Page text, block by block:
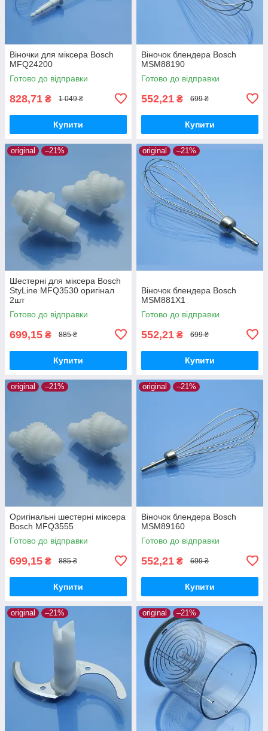
Віночки для міксера Bosch
MFQ24200
Готово до відправки
828,71 ₴ 1 049 ₴
Купити
Віночок блендера Bosch
MSM88190
Готово до відправки
552,21 ₴ 699 ₴
Купити
original –21%
Шестерні для міксера Bosch
StyLine MFQ3530 оригінал
2шт
Готово до відправки
699,15 ₴ 885 ₴
Купити
original –21%
Віночок блендера Bosch
MSM881X1
Готово до відправки
552,21 ₴ 699 ₴
Купити
original –21%
Оригінальні шестерні міксера
Bosch MFQ3555
Готово до відправки
699,15 ₴ 885 ₴
Купити
original –21%
Віночок блендера Bosch
MSM89160
Готово до відправки
552,21 ₴ 699 ₴
Купити
original –21% original –21%